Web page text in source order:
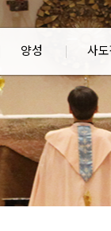
양성 사